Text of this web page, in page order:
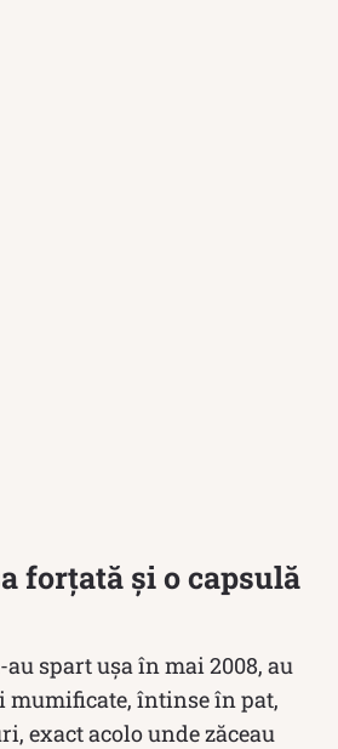
forțată și o capsulă
spart ușa în mai 2008, au
mumificate, întinse în pat,
exact acolo unde zăceau